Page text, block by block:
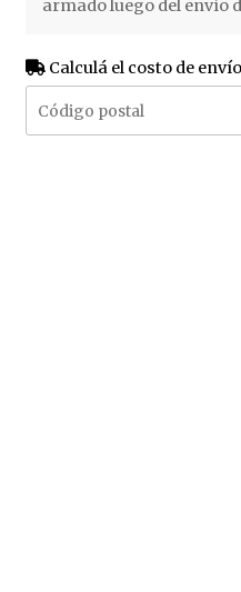
armado luego del envío
Calculá el costo de envío